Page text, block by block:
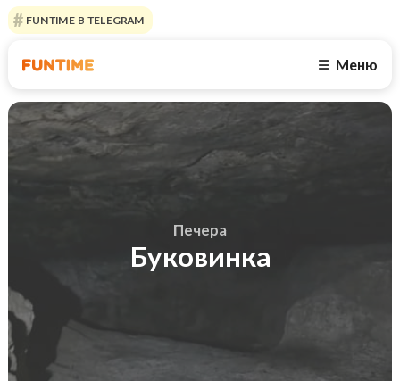
FUNTIME В TELEGRAM
☰ Меню
Печера
Буковинка